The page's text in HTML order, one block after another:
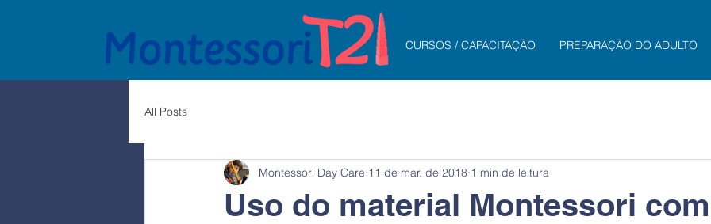
CURSOS / CAPACITAÇÃO PREPARAÇÃO DO ADULTO
All Posts
Uso do material Montessori com
Montessori Day Care 11 de mar. de 2018 1 min de leitura